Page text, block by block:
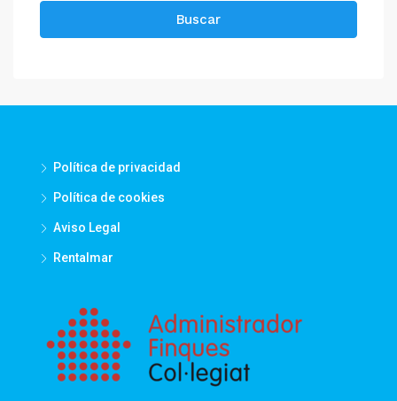
Buscar
Política de privacidad
Política de cookies
Aviso Legal
Rentalmar